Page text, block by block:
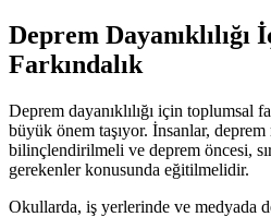
Deprem Dayanıklılığı
Farkındalık
Deprem dayanıklılığı için toplumsal
büyük önem taşıyor. İnsanlar,
bilinçlendirilmeli ve deprem öncesi,
gerekenler konusunda eğitilmelidir.
Okullarda, iş yerlerinde ve medyada